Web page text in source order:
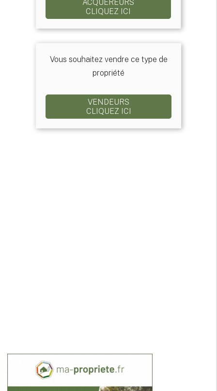
ACQUÉREURS
CLIQUEZ ICI
Vous souhaitez vendre ce type de
propriété
VENDEURS
CLIQUEZ ICI